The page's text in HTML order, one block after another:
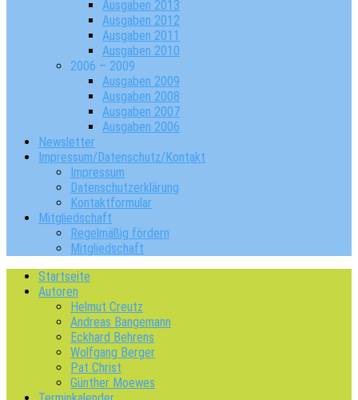
Ausgaben 2013
Ausgaben 2012
Ausgaben 2011
Ausgaben 2010
2006 – 2009
Ausgaben 2009
Ausgaben 2008
Ausgaben 2007
Ausgaben 2006
Newsletter
Impressum/Datenschutz/Kontakt
Impressum
Datenschutzerklärung
Kontaktformular
Mitgliedschaft
Regelmäßig fördern
Mitgliedschaft
Startseite
Autoren
Helmut Creutz
Andreas Bangemann
Eckhard Behrens
Wolfgang Berger
Pat Christ
Günther Moewes